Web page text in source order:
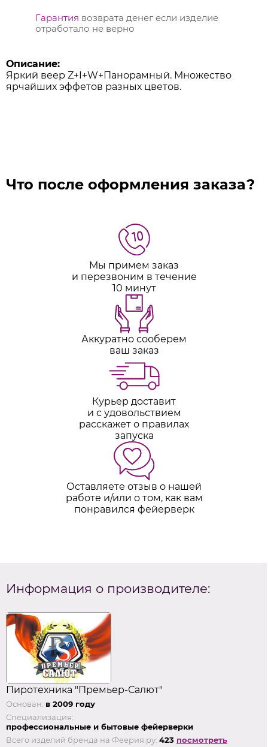
Гарантия возврата денег если изделие
отработало не верно
Описание:
Яркий веер Z+I+W+Панорамный. Множество
ярчайших эффетов разных цветов.
Что после оформления заказа?
Мы примем заказ
и перезвоним в течение
10 минут
Аккуратно сооберем
ваш заказ
Курьер доставит
и с удовольствием
расскажет о правилах
запуска
Оставляете отзыв о нашей
работе и/или о том, как вам
понравился фейерверк
Информация о производителе:
Пиротехника "Премьер-Салют"
Основан: в 2009 году
Специализация:
профессиональные и бытовые фейерверки
Всего изделий бренда на Феерия.ру: 423 посмотреть